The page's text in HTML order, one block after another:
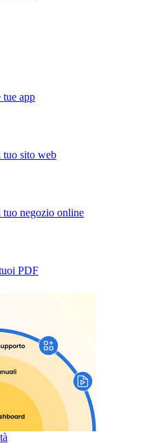
tue app
tuo sito web
tuo negozio online
PDF